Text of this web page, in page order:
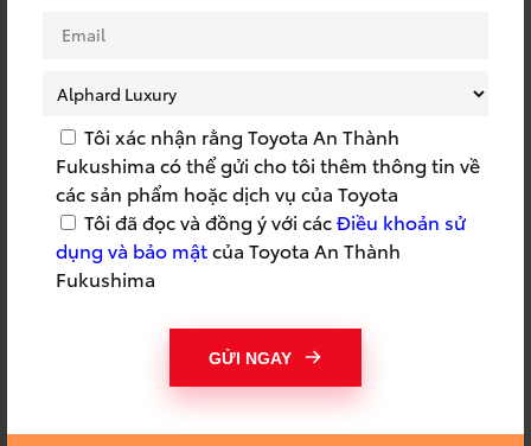
Tôi xác nhận rằng Toyota An Thành
Fukushima có thể gửi cho tôi thêm thông tin về
các sản phẩm hoặc dịch vụ của Toyota
Tôi đã đọc và đồng ý với cácĐiều khoản sử
dụng và bảo mậtcủa Toyota An Thành
Fukushima
GỬI NGAY
TOYOTA VIOS 2023
TOYOTA XE MỚI
TOYOTA YARIS CROSS
TOYOTAAN THÀNH
FUKUSHIMA
TOYOYA CHÍNH HÃNG
TRẢ GÓP Ô TÔ
TRẢI NGHIỆM MIỄN PHÍ
TRANG TRÍ GIAO XE
TRI ÂN KHÁCH HÀNG
TRI ÂN TOYOTA